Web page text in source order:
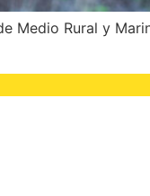
Medio Rural y